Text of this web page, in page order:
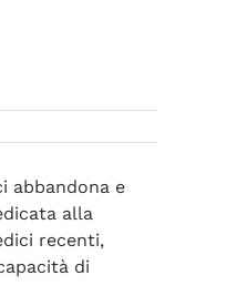
abbandona e
alla
recenti,
di